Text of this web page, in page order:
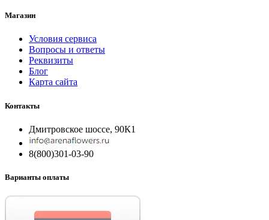
Магазин
Условия сервиса
Вопросы и ответы
Реквизиты
Блог
Карта сайта
Контакты
Дмитровское шоссе, 90К1
8(800)301-03-90
Варианты оплаты